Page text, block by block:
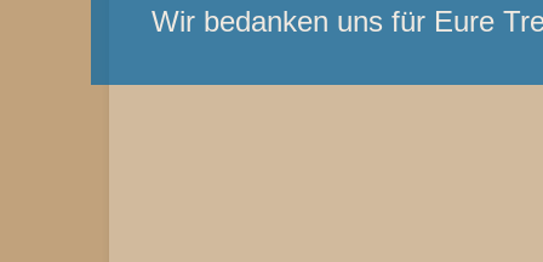
Wir bedanken uns für Eure